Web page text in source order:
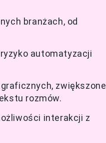
branżach, od
automatyzacji
zwiększone
rozmów.
interakcji z